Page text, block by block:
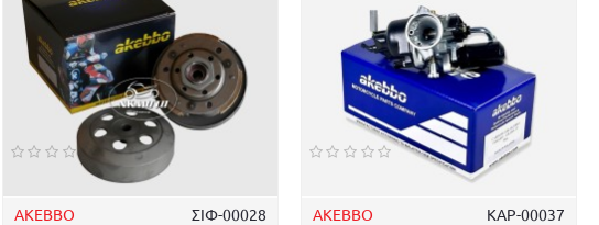
AKEBBO ΣΙΦ-00028 AKEBBO ΚΑΡ-00037